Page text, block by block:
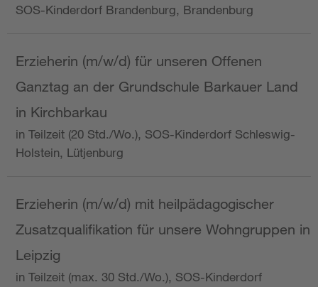
SOS-Kinderdorf Brandenburg, Brandenburg
Erzieherin (m/w/d) für unseren Offenen
Ganztag an der Grundschule Barkauer Land
in Kirchbarkau
in Teilzeit (20 Std./Wo.), SOS-Kinderdorf Schleswig-
Holstein, Lütjenburg
Erzieherin (m/w/d) mit heilpädagogischer
Zusatzqualifikation für unsere Wohngruppen in
Leipzig
in Teilzeit (max. 30 Std./Wo.), SOS-Kinderdorf